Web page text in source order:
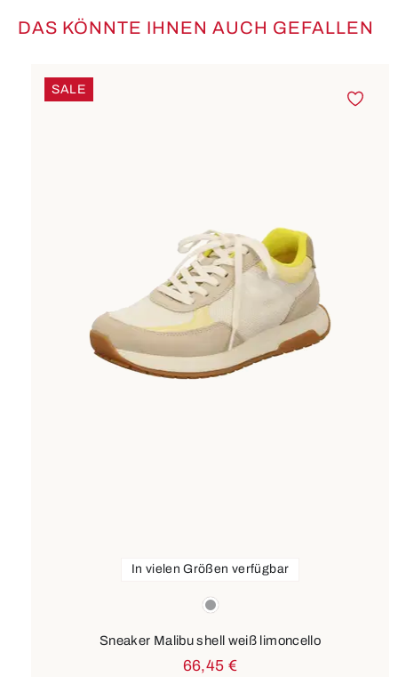
Produktgalerie überspringen
DAS KÖNNTE IHNEN AUCH GEFALLEN
SALE
grau
In vielen Größen verfügbar
Sneaker Malibu shell weiß limoncello
66,45 €